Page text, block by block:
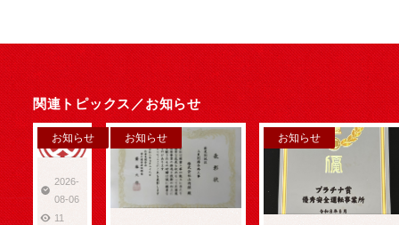
関連トピックス／お知らせ
お知らせ
2026-
08-06
11
お知らせ お知らせ